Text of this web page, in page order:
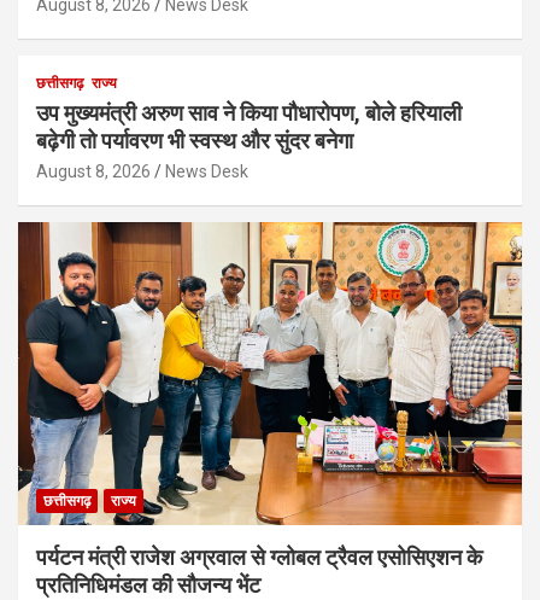
August 8, 2026 News Desk
छत्तीसगढ़ राज्य
उप मुख्यमंत्री अरुण साव ने किया पौधारोपण, बोले हरियाली
बढ़ेगी तो पर्यावरण भी स्वस्थ और सुंदर बनेगा
August 8, 2026 News Desk
छत्तीसगढ़ राज्य
पर्यटन मंत्री राजेश अग्रवाल से ग्लोबल ट्रैवल एसोसिएशन के
प्रतिनिधिमंडल की सौजन्य भेंट